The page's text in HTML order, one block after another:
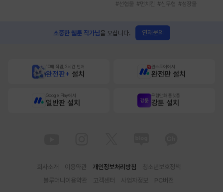
#선협물 #먼치킨 #신무협 #성장물
소중한 웹툰 작가님을 모십니다. 연재문의
10배 적립, 2시간 먼저
완전판+ 설치
원스토어에서
완전판 설치
Google Play에서
일반판 설치
무협만화 플랫폼
강툰 설치
회사소개 이용약관 개인정보처리방침
청소년보호정책
블루머니이용약관
고객센터 사업자정보 PC버전